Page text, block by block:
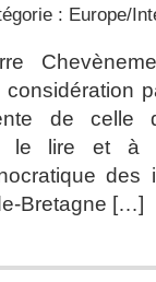
: Europe/
considération
de celle
le lire et à
des
Bretagne […]